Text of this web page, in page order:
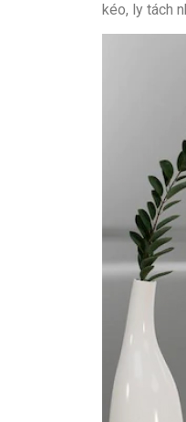
kéo, ly tách